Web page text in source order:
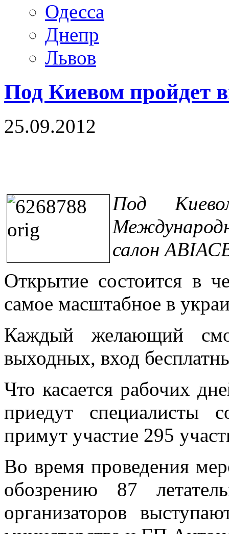
Одесса
Днепр
Львов
Под Киевом пройдет
25.09.2012
Под
салон
Открытие состоится в
самое масштабное в
Каждый желающий
выходных, вход
Что касается рабочих
приедут специалисты
примут участие 295
Во время проведения
обозрению 87
организаторов